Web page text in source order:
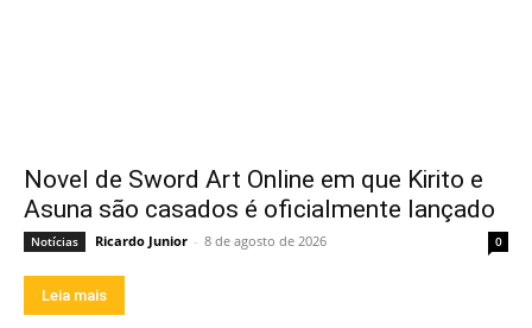
Novel de Sword Art Online em que Kirito e
Asuna são casados é oficialmente lançado
Notícias Ricardo Junior - 8 de agosto de 2026 0
Leia mais